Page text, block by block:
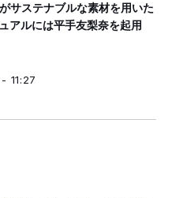
サステナブルな素材を用いた
アルには平手友梨奈を起用
11:27